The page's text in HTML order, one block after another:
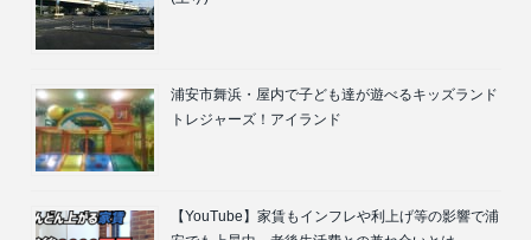
浦安市舞浜・屋内で子ども達が遊べるキッズランド
トレジャーズ！アイランド
【YouTube】家賃もインフレや利上げ等の影響で浦